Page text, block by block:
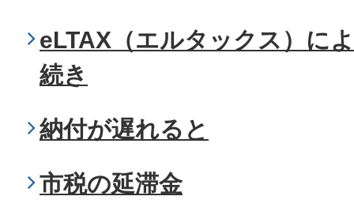
eLTAX（エルタックス）に
続き
納付が遅れると
市税の延滞金